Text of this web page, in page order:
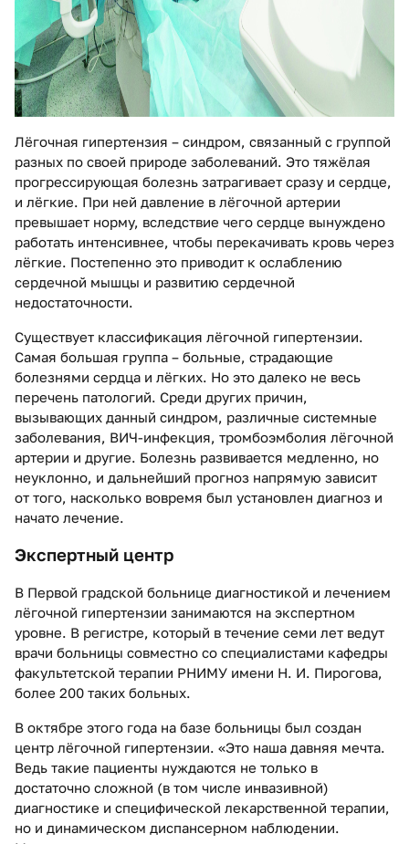
Лёгочная гипертензия – синдром, связанный с группой
разных по своей природе заболеваний. Это тяжёлая
прогрессирующая болезнь затрагивает сразу и сердце,
и лёгкие. При ней давление в лёгочной артерии
превышает норму, вследствие чего сердце вынуждено
работать интенсивнее, чтобы перекачивать кровь через
лёгкие. Постепенно это приводит к ослаблению
сердечной мышцы и развитию сердечной
недостаточности.
Существует классификация лёгочной гипертензии.
Самая большая группа – больные, страдающие
болезнями сердца и лёгких. Но это далеко не весь
перечень патологий. Среди других причин,
вызывающих данный синдром, различные системные
заболевания, ВИЧ-инфекция, тромбоэмболия лёгочной
артерии и другие. Болезнь развивается медленно, но
неуклонно, и дальнейший прогноз напрямую зависит
от того, насколько вовремя был установлен диагноз и
начато лечение.
Экспертный центр
В Первой градской больнице диагностикой и лечением
лёгочной гипертензии занимаются на экспертном
уровне. В регистре, который в течение семи лет ведут
врачи больницы совместно со специалистами кафедры
факультетской терапии РНИМУ имени Н. И. Пирогова,
более 200 таких больных.
В октябре этого года на базе больницы был создан
центр лёгочной гипертензии. «Это наша давняя мечта.
Ведь такие пациенты нуждаются не только в
достаточно сложной (в том числе инвазивной)
диагностике и специфической лекарственной терапии,
но и динамическом диспансерном наблюдении.